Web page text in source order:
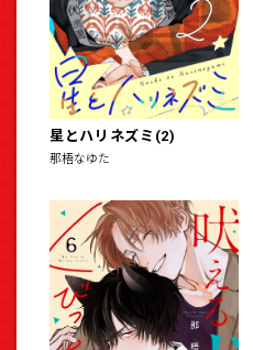
星とハリネズミ(2)
那梧なゆた